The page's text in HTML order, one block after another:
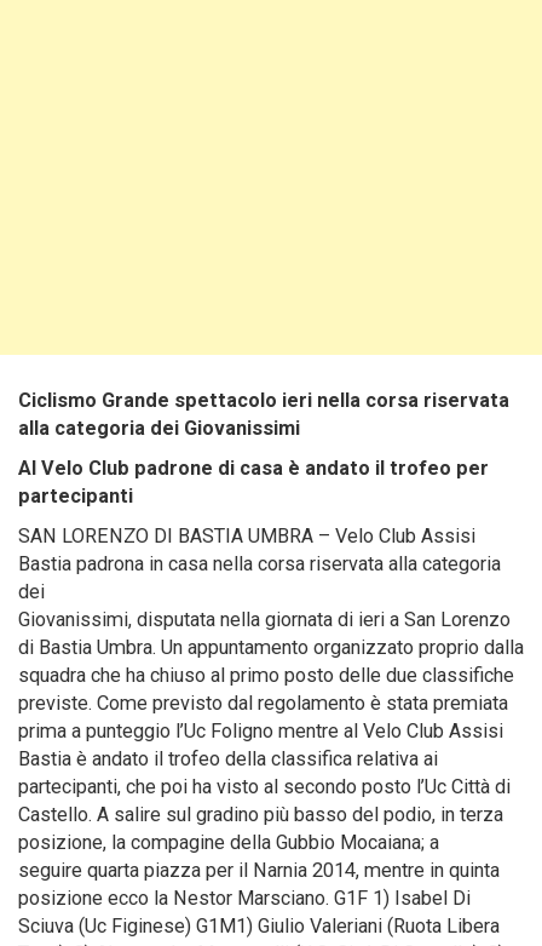
Ciclismo Grande spettacolo ieri nella corsa riservata
alla categoria dei Giovanissimi
Al Velo Club padrone di casa è andato il trofeo per
partecipanti
SAN LORENZO DI BASTIA UMBRA – Velo Club Assisi
Bastia padrona in casa nella corsa riservata alla categoria
dei
Giovanissimi, disputata nella giornata di ieri a San Lorenzo
di Bastia Umbra. Un appuntamento organizzato proprio dalla
squadra che ha chiuso al primo posto delle due classifiche
previste. Come previsto dal regolamento è stata premiata
prima a punteggio l’Uc Foligno mentre al Velo Club Assisi
Bastia è andato il trofeo della classifica relativa ai
partecipanti, che poi ha visto al secondo posto l’Uc Città di
Castello. A salire sul gradino più basso del podio, in terza
posizione, la compagine della Gubbio Mocaiana; a
seguire quarta piazza per il Narnia 2014, mentre in quinta
posizione ecco la Nestor Marsciano. G1F 1) Isabel Di
Sciuva (Uc Figinese) G1M1) Giulio Valeriani (Ruota Libera